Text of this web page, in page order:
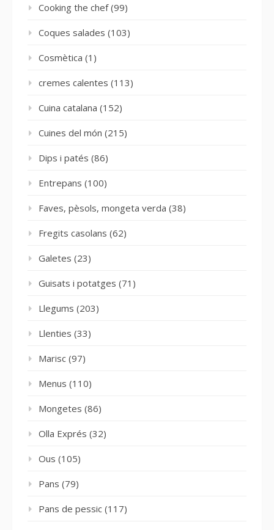
Cooking the chef(99)
Coques salades (103)
Cosmètica (1)
cremes calentes (113)
Cuina catalana (152)
Cuines del món (215)
Dips i patés (86)
Entrepans (100)
Faves, pèsols, mongeta verda (38)
Fregits casolans (62)
Galetes (23)
Guisats i potatges (71)
Llegums (203)
Llenties (33)
Marisc (97)
Menus (110)
Mongetes (86)
Olla Exprés (32)
Ous (105)
Pans (79)
Pans de pessic (117)